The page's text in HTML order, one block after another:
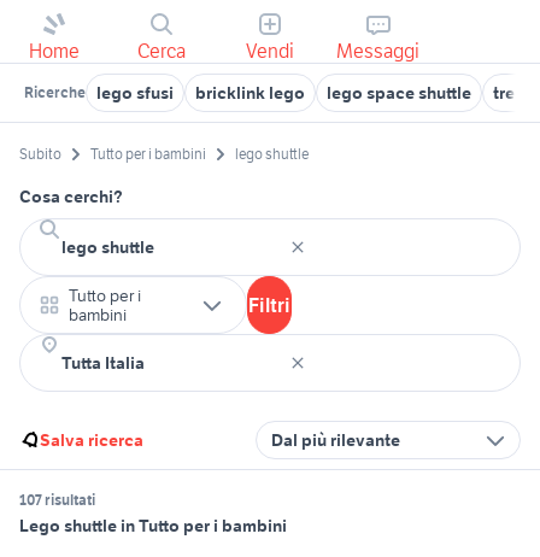
Home Cerca Vendi Messaggi
Ricerche lego sfusi bricklink lego lego space shuttle treno
Subito Tutto per i bambini lego shuttle
Cosa cerchi?
Tutto per i
bambini
Filtri
Salva ricerca Dal più rilevante
107 risultati
Lego shuttle in Tutto per i bambini